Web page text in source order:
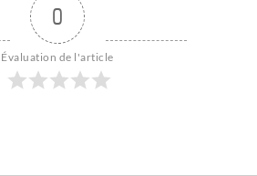
0
Évaluation de l'article